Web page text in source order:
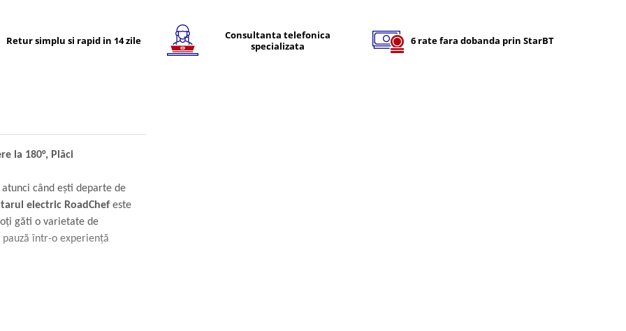
Retur simplu si rapid in 14 zile
Consultanta telefonica
specializata
6 rate fara dobanda prin StarBT
la 180°, Plăci
când ești departe de
electric RoadChef este
găti o varietate de
într-o experiență